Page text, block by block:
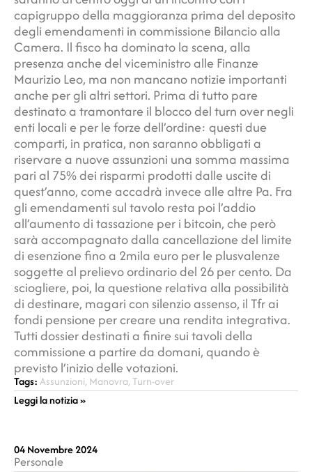
capigruppo della maggioranza prima del deposito
degli emendamenti in commissione Bilancio alla
Camera. Il fisco ha dominato la scena, alla
presenza anche del viceministro alle Finanze
Maurizio Leo, ma non mancano notizie importanti
anche per gli altri settori. Prima di tutto pare
destinato a tramontare il blocco del turn over negli
enti locali e per le forze dell’ordine: questi due
comparti, in pratica, non saranno obbligati a
riservare a nuove assunzioni una somma massima
pari al 75% dei risparmi prodotti dalle uscite di
quest’anno, come accadrà invece alle altre Pa. Fra
gli emendamenti sul tavolo resta poi l’addio
all’aumento di tassazione per i bitcoin, che però
sarà accompagnato dalla cancellazione del limite
di esenzione fino a 2mila euro per le plusvalenze
soggette al prelievo ordinario del 26 per cento. Da
sciogliere, poi, la questione relativa alla possibilità
di destinare, magari con silenzio assenso, il Tfr ai
fondi pensione per creare una rendita integrativa.
Tutti dossier destinati a finire sui tavoli della
commissione a partire da domani, quando è
previsto l’inizio delle votazioni.
Tags:Assunzioni, Manovra,Turn-over
Leggi la notizia »
04 Novembre 2024
Personale